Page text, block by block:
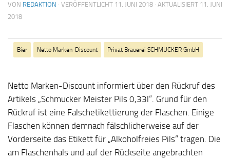
VON REDAKTION · VERÖFFENTLICHT 11. JUNI 2018 · AKTUALISIERT 11. JUNI
2018
Bier Netto Marken-Discount Privat Brauerei SCHMUCKER GmbH
Netto Marken-Discount informiert über den Rückruf des
Artikels „Schmucker Meister Pils 0,33l“. Grund für den
Rückruf ist eine Falschetikettierung der Flaschen. Einige
Flaschen können demnach fälschlicherweise auf der
Vorderseite das Etikett für „Alkoholfreies Pils“ tragen. Die
am Flaschenhals und auf der Rückseite angebrachten